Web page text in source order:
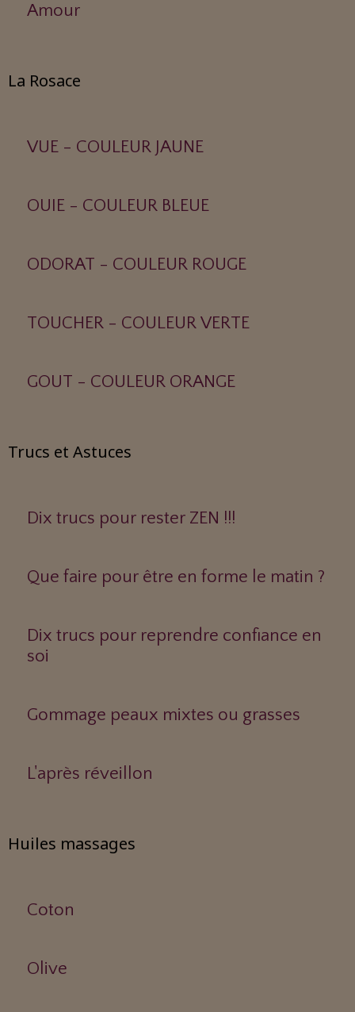
Amour
La Rosace
VUE - COULEUR JAUNE
OUIE - COULEUR BLEUE
ODORAT - COULEUR ROUGE
TOUCHER - COULEUR VERTE
GOUT - COULEUR ORANGE
Trucs et Astuces
Dix trucs pour rester ZEN !!!
Que faire pour être en forme le matin ?
Dix trucs pour reprendre confiance en
soi
Gommage peaux mixtes ou grasses
L'après réveillon
Huiles massages
Coton
Olive